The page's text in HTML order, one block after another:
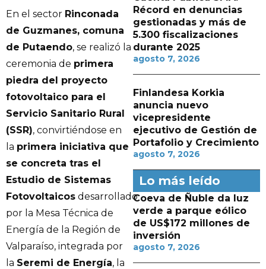
En el sector Rinconada
de Guzmanes, comuna
de Putaendo, se realizó la
ceremonia de primera
piedra del proyecto
fotovoltaico para el
Servicio Sanitario Rural
(SSR), convirtiéndose en
la primera iniciativa que
se concreta tras el
Estudio de Sistemas
Fotovoltaicos desarrollado
por la Mesa Técnica de
Energía de la Región de
Valparaíso, integrada por
la Seremi de Energía, la
Récord en denuncias
gestionadas y más de
5.300 fiscalizaciones
durante 2025
agosto 7, 2026
Finlandesa Korkia
anuncia nuevo
vicepresidente
ejecutivo de Gestión de
Portafolio y Crecimiento
agosto 7, 2026
Lo más leído
Coeva de Ñuble da luz
verde a parque eólico
de US$172 millones de
inversión
agosto 7, 2026